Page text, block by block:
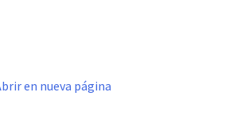
en nueva página